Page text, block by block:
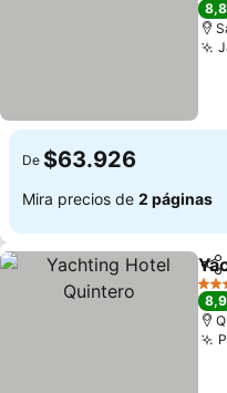
8,8
De $63.926
Mira precios de 2 páginas
3
8,9